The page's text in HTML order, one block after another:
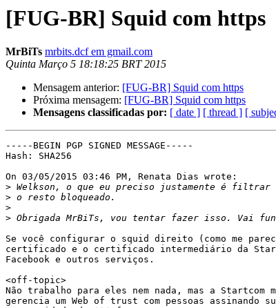
[FUG-BR] Squid com https
MrBiTs mrbits.dcf em gmail.com
Quinta Março 5 18:18:25 BRT 2015
Mensagem anterior: [FUG-BR] Squid com https
Próxima mensagem: [FUG-BR] Squid com https
Mensagens classificadas por: [ date ] [ thread ] [
-----BEGIN PGP SIGNED MESSAGE-----
Hash: SHA256
On 03/05/2015 03:46 PM, Renata Dias wrote:
>
>
>
>
Se você configurar o squid direito (como me
certificado e o certificado intermediário da
Facebook e outros serviços.
<off-topic>
Não trabalho para eles nem nada, mas a
gerencia um Web of trust com pessoas assinando